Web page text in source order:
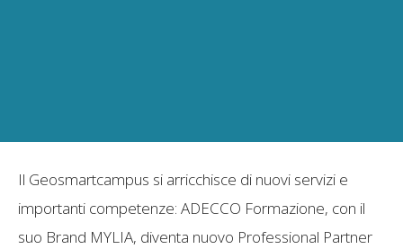
Il Geosmartcampus si arricchisce di nuovi servizi e
importanti competenze: ADECCO Formazione, con il
suo Brand MYLIA, diventa nuovo Professional Partner